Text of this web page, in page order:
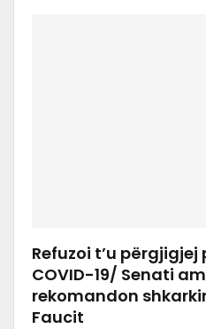
Refuzoi t’u
COVID-19/ Senati
rekomandon
Faucit